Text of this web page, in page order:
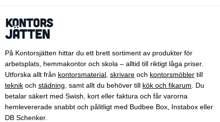
På Kontorsjätten hittar du ett brett sortiment av produkter för
arbetsplats, hemmakontor och skola – alltid till riktigt låga priser.
Utforska allt från kontorsmaterial skrivare och kontorsmöbler till
teknik och städning , samt allt du behöver till kök och fikarum . Du
betalar säkert med Swish, kort eller faktura och får varorna
hemlevererade snabbt och pålitligt med Budbee Box, Instabox eller
DB Schenker.